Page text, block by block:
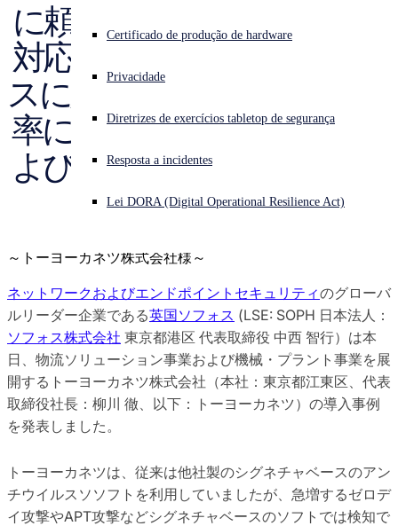
Enfrentando um ataque cibernético? Obtenha ajuda imediata
Iniciar sessão
Open search
Português (Brasil) Open language switcher
Certificado de produção de hardware
Privacidade
Diretrizes de exercícios tabletop de segurança
Resposta a incidentes
Lei DORA (Digital Operational Resilience Act)
Pesquisa de ameaças do Sophos X-Ops
Premiações e avaliações
Contatos de imprensa
に頼らずに未知の脅威にも
対応し、社外からのアクセ
スに対する 堅牢でコスト効
率に優れたネットワークお
よびエンドポイント保護を
実現
～トーヨーカネツ株式会社様～
ネットワークおよびエンドポイントセキュリティのグローバ
ルリーダー企業である英国ソフォス (LSE: SOPH 日本法人：
ソフォス株式会社 東京都港区 代表取締役 中西 智行）は本
日、物流ソリューション事業および機械・プラント事業を展
開するトーヨーカネツ株式会社（本社：東京都江東区、代表
取締役社長：柳川 徹、以下：トーヨーカネツ）の導入事例
を発表しました。
トーヨーカネツは、従来は他社製のシグネチャベースのアン
チウイルスソソフトを利用していましたが、急増するゼロデ
イ攻撃やAPT攻撃などシグネチャベースのソフトでは検知で